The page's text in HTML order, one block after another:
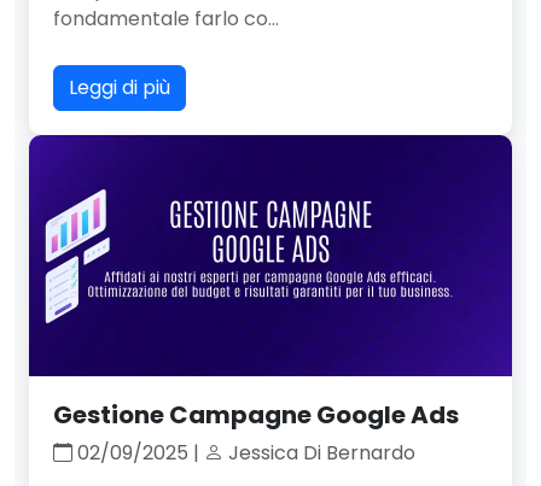
fondamentale farlo co...
Leggi di più
Gestione Campagne Google Ads
02/09/2025 |
Jessica Di Bernardo